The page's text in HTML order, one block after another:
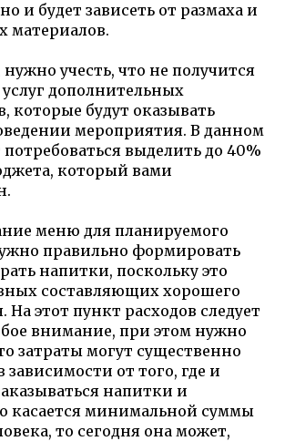
и будет зависеть от размаха и
материалов.
нужно учесть, что не получится
услуг дополнительных
которые будут оказывать
мероприятия. В данном
выделить до 40%
который вами
меню для планируемого
правильно формировать
напитки, поскольку это
составляющих хорошего
этот пункт расходов следует
внимание, при этом нужно
затраты могут существенно
зависимости от того, где и
напитки и
касается минимальной суммы
то сегодня она может,